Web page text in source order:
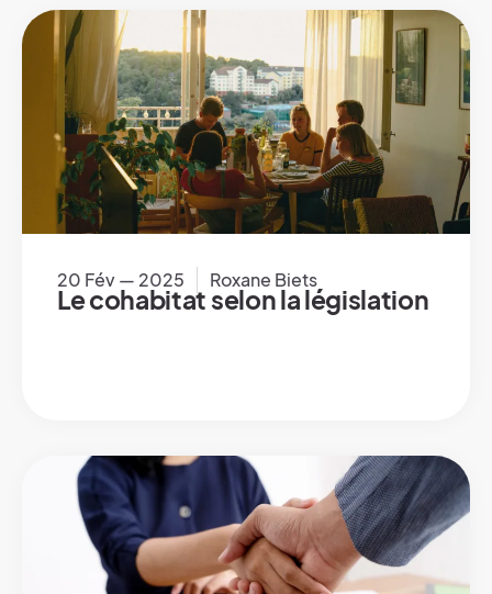
20 Fév — 2025 Roxane Biets
Le cohabitat selon la législation